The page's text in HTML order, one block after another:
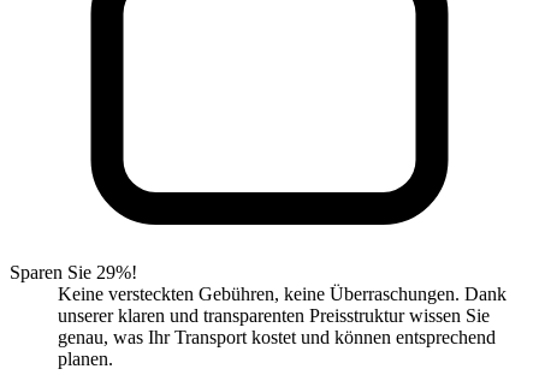
Sparen Sie 29%!
Keine versteckten Gebühren, keine Überraschungen. Dank
unserer klaren und transparenten Preisstruktur wissen Sie
genau, was Ihr Transport kostet und können entsprechend
planen.